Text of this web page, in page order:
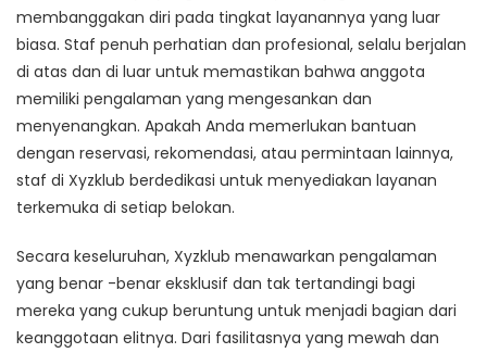
membanggakan diri pada tingkat layanannya yang luar
biasa. Staf penuh perhatian dan profesional, selalu berjalan
di atas dan di luar untuk memastikan bahwa anggota
memiliki pengalaman yang mengesankan dan
menyenangkan. Apakah Anda memerlukan bantuan
dengan reservasi, rekomendasi, atau permintaan lainnya,
staf di Xyzklub berdedikasi untuk menyediakan layanan
terkemuka di setiap belokan.
Secara keseluruhan, Xyzklub menawarkan pengalaman
yang benar -benar eksklusif dan tak tertandingi bagi
mereka yang cukup beruntung untuk menjadi bagian dari
keanggotaan elitnya. Dari fasilitasnya yang mewah dan